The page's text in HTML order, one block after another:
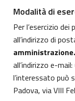
Modalità di
Per l’esercizio
all’indirizzo di
all’indirizzo e-mail:
l’interessato può
Padova, via VIII